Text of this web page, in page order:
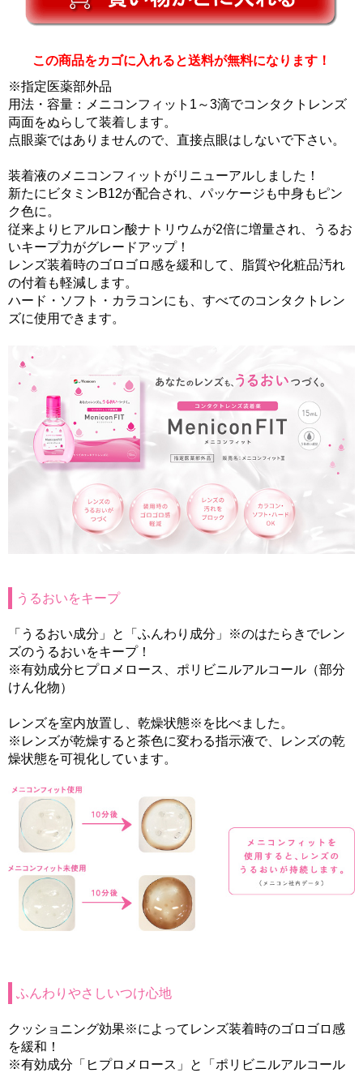
この商品をカゴに入れると送料が無料になります！
※指定医薬部外品
用法・容量：メニコンフィット1～3滴でコンタクトレンズ
両面をぬらして装着します。
点眼薬ではありませんので、直接点眼はしないで下さい。
装着液のメニコンフィットがリニューアルしました！
新たにビタミンB12が配合され、パッケージも中身もピン
ク色に。
従来よりヒアルロン酸ナトリウムが2倍に増量され、うるお
いキープ力がグレードアップ！
レンズ装着時のゴロゴロ感を緩和して、脂質や化粧品汚れ
の付着も軽減します。
ハード・ソフト・カラコンにも、すべてのコンタクトレン
ズに使用できます。
うるおいをキープ
「うるおい成分」と「ふんわり成分」※のはたらきでレン
ズのうるおいをキープ！
※有効成分ヒプロメロース、ポリビニルアルコール（部分
けん化物）
レンズを室内放置し、乾燥状態※を比べました。
※レンズが乾燥すると茶色に変わる指示液で、レンズの乾
燥状態を可視化しています。
ふんわりやさしいつけ心地
クッショニング効果※によってレンズ装着時のゴロゴロ感
を緩和！
※有効成分「ヒプロメロース」と「ポリビニルアルコール